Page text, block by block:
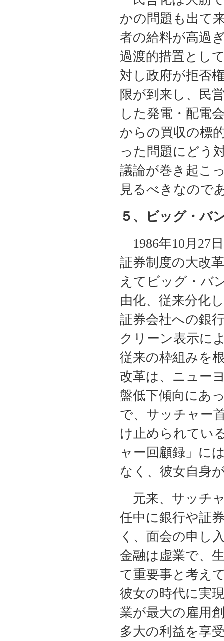
かの問題も出て
者の給料が高過
過渡的措置とし
対し政府が拒否
限が到来し、民
した発電・配電
からの買収の標
った問題にどう
議論が巻き起こ
見るべきなので
５、ビッグ・バ
1986年10月27
証券制度の大改
えてビッグ・バ
由化、従来分化
証券会社への銀
クリーン表示に
従来の枠組みを
改革は、ニュー
盤低下傾向にあ
で、サッチャー
け止められてい
ャー回顧録」に
なく、彼女自身
元来、サッチ
任中に銀行や証
く、面会の申し
金融は虚業で、
て重要事と考え
彼女の時代に実
業が最大の雇用
多大の利益を享